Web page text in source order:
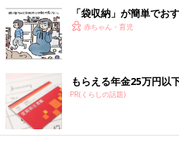
「袋収納」が簡単でお
赤ちゃん・育児
もらえる年金25万円以
PR(くらしの話題)